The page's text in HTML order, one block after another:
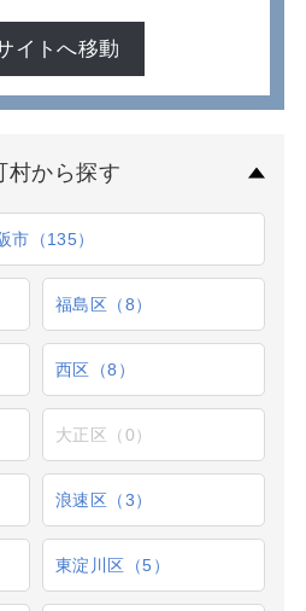
イトへ移動
村から探す
市（135）
福島区（8）
西区（8）
大正区（0）
浪速区（3）
東淀川区（5）